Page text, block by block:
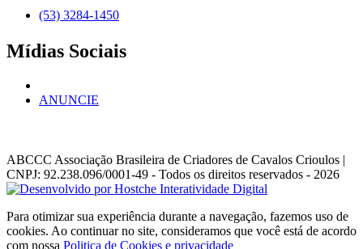
(53) 3284-1450
Mídias Sociais
ANUNCIE
ABCCC Associação Brasileira de Criadores de Cavalos Crioulos |
CNPJ: 92.238.096/0001-49 - Todos os direitos reservados - 2026
Para otimizar sua experiência durante a navegação, fazemos uso de
cookies. Ao continuar no site, consideramos que você está de acordo
com nossa Politica de Cookies e privacidade